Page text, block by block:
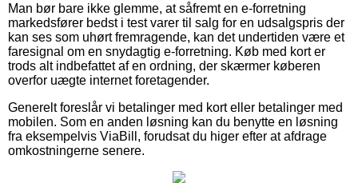
Man bør bare ikke glemme, at såfremt en e-forretning
markedsfører bedst i test varer til salg for en udsalgspris der
kan ses som uhørt fremragende, kan det undertiden være et
faresignal om en snydagtig e-forretning. Køb med kort er
trods alt indbefattet af en ordning, der skærmer køberen
overfor uægte internet foretagender.
Generelt foreslår vi betalinger med kort eller betalinger med
mobilen. Som en anden løsning kan du benytte en løsning
fra eksempelvis ViaBill, forudsat du higer efter at afdrage
omkostningerne senere.